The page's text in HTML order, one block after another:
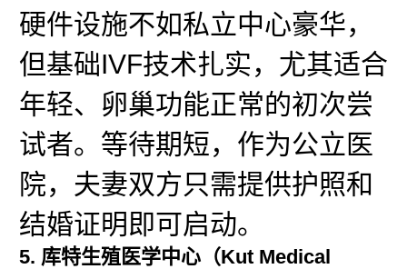
硬件设施不如私立中心豪华，
但基础IVF技术扎实，尤其适合
年轻、卵巢功能正常的初次尝
试者。等待期短，作为公立医
院，夫妻双方只需提供护照和
结婚证明即可启动。
5. 库特生殖医学中心（Kut Medical